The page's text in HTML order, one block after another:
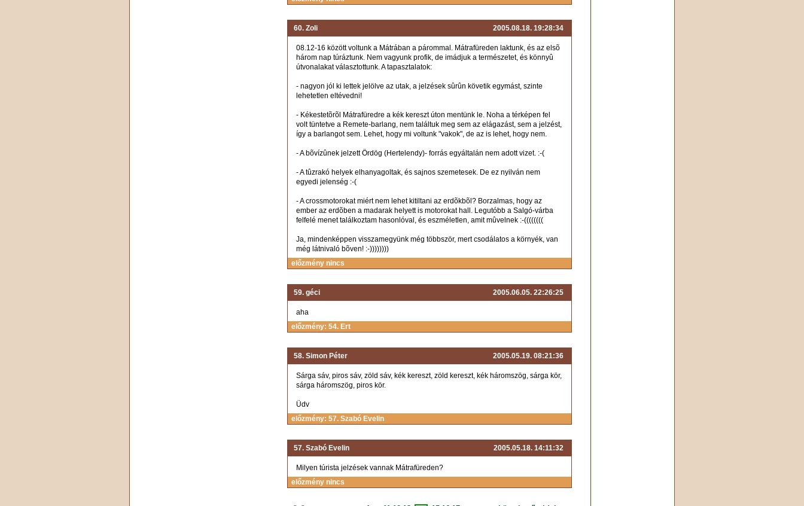
60. Zoli 2005.08.18. 19:28:34
08.12-16 között voltunk a Mátrában a párommal. Mátrafüreden laktunk, és az elsõ
három nap túráztunk. Nem vagyunk profik, de imádjuk a természetet, és könnyû
útvonalakat választottunk. A tapasztalatok:
- nagyon jól ki lettek jelölve az utak, a jelzések sûrûn követik egymást, szinte
lehetetlen eltévedni!
- Kékestetõrõl Mátrafüredre a kék kereszt úton mentünk le. Noha a térképen fel
volt tüntetve a Remete-barlang, nem találtuk meg sem az elágazást, sem a jelzést,
így a barlangot sem. Lehet, hogy mi voltunk "vakok", de az is lehet, hogy nem.
- A bõvízûnek jelzett Ördög (Hertelendy)- forrás egyáltalán nem adott vizet. :-(
- A tûzrakó helyek elhanyagoltak, és sajnos szemetesek. De ez nyilván nem
egyedi jelenség :-(
- A crossmotorokat miért nem lehet kitiltani az erdõkbõl? Borzalmas, hogy az
ember az erdõben a madarak helyett is motorokat hall. Legutóbb a Salgó-várba
felfelé menet találkoztam hasonlóval, és eszméletlen, amit mûvelnek :-((((((((
Ja, mindenképpen visszamegyünk még többször, mert csodálatos a környék, van
még látnivaló bõven! :-))))))))
előzmény nincs
59. géci 2005.06.05. 22:26:25
aha
előzmény: 54. Ert
58. Simon Péter 2005.05.19. 08:21:36
Sárga sáv, piros sáv, zöld sáv, kék kereszt, zöld kereszt, kék háromszög, sárga kör,
sárga háromszög, piros kör.
Üdv
előzmény: 57. Szabó Evelin
57. Szabó Evelin 2005.05.18. 14:11:32
Milyen túrista jelzések vannak Mátrafüreden?
előzmény nincs